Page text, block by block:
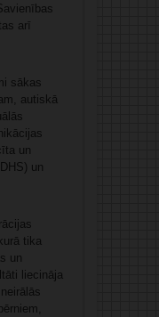
arī
sākas
autiskā
un
un
tika
un
liecināja